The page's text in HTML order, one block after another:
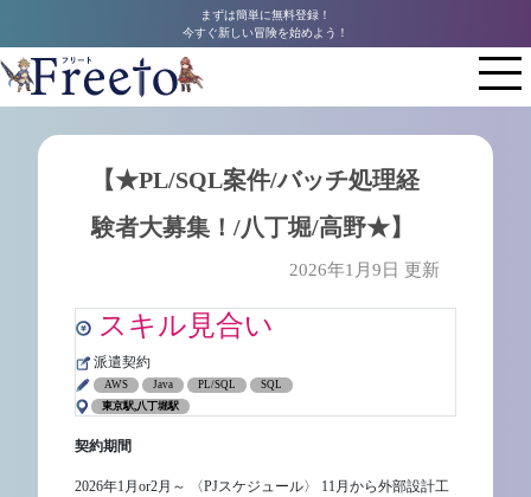
まずは簡単に無料登録！
今すぐ新しい冒険を始めよう！
【★PL/SQL案件/バッチ処理経
験者大募集！/八丁堀/高野★】
2026年1月9日 更新
スキル見合い
派遣契約
AWS Java PL/SQL
SQL
東京駅,八丁堀駅
契約期間
2026年1月or2月～ 〈PJスケジュール〉 11月から外部設計工